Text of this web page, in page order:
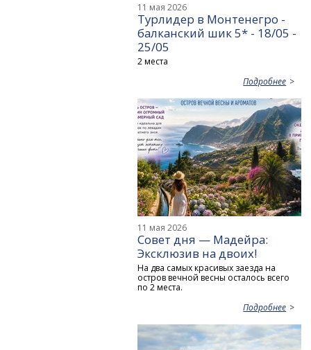
11 мая 2026
Турлидер в Монтенегро -
балканский шик 5* - 18/05 -
25/05
2 места
Подробнее
11 мая 2026
Совет дня — Мадейра:
Эксклюзив на двоих!
На два самых красивых заезда на
остров вечной весны осталось всего
по 2 места.
Подробнее